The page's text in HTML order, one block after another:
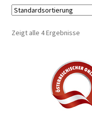
Zeigt alle 4 Ergebnisse